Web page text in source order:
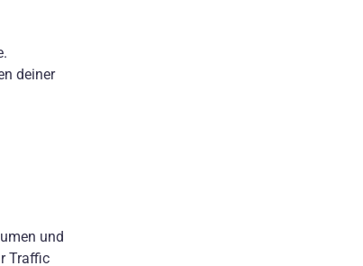
deiner
und
Traffic